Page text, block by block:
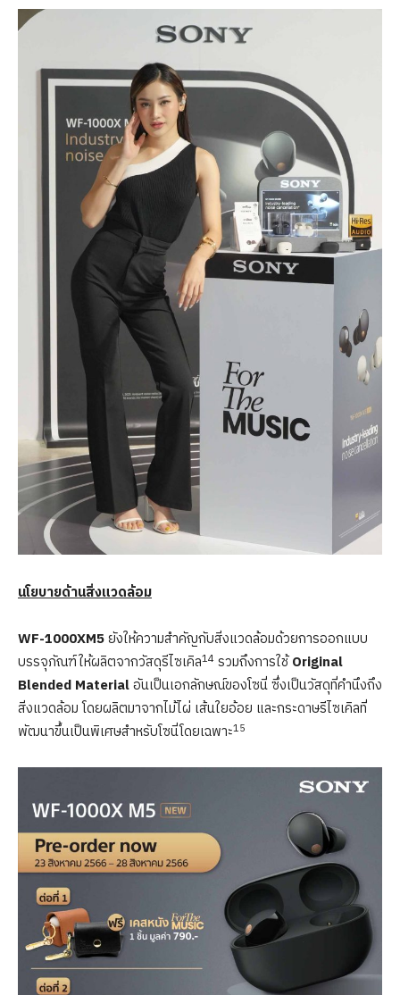
นโยบายด้านสิ่งแวดล้อม
WF-1000XM5ยังให้ความสำคัญกับสิ่งแวดล้อมด้วยการออกแบบ
บรรจุภัณฑ์ให้ผลิตจากวัสดุรีไซเคิล14 รวมถึงการใช้Original
Blended Materialอันเป็นเอกลักษณ์ของโซนี่ ซึ่งเป็นวัสดุที่คำนึงถึง
สิ่งแวดล้อม โดยผลิตมาจากไม้ไผ่ เส้นใยอ้อย และกระดาษรีไซเคิลที่
พัฒนาขึ้นเป็นพิเศษสำหรับโซนี่โดยเฉพาะ15